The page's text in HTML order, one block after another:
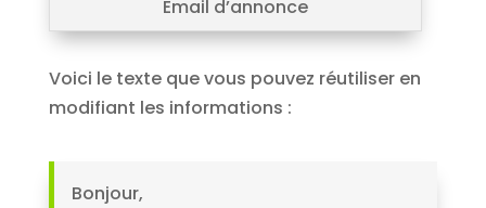
Email d’annonce
Voici le texte que vous pouvez réutiliser en
modifiant les informations :
Bonjour,